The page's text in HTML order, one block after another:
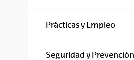
Prácticas y Empleo
Seguridad y Prevención